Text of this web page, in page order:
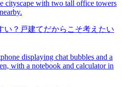
い？戸建てだからこそ考えたい